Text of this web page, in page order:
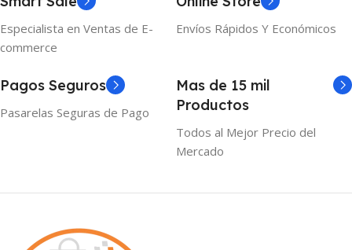
Especialista en Ventas de E-
commerce
Envíos Rápidos Y Económicos
Pagos Seguros
Pasarelas Seguras de Pago
Mas de 15 mil
Productos
Todos al Mejor Precio del
Mercado